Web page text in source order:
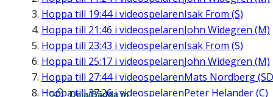
Hoppa till 19:44i videospelarenIsak From (S)
Hoppa till 21:46 i videospelarenJohn Widegren (M)
Hoppa till 23:43 i videospelarenIsak From (S)
Hoppa till 25:17 i videospelarenJohn Widegren (M)
Hoppa till 27:44i videospelarenMats Nordberg
Hoppa till37:26i videospelarenPeter Helander (C)
Dela/Bädda in